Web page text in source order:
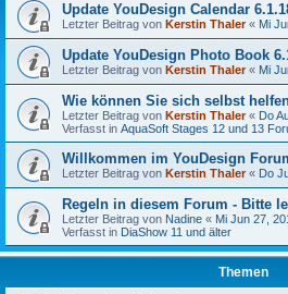
Update YouDesign Calendar
Letzter Beitrag von Kerstin Thaler« Mi
Update YouDesign Photo Book
Letzter Beitrag von Kerstin Thaler« Mi
Wie können Sie sich selbst
Letzter Beitrag von Kerstin Thaler« Do
Verfasst in AquaSoft Stages 12 und 13
Willkommen im YouDesign
Letzter Beitrag von Kerstin Thaler« Do
Regeln in diesem Forum - Bitte
Letzter Beitrag von Nadine « Mi Jun 27,
Verfasst in DiaShow 11 und älter
Themen